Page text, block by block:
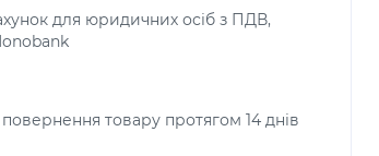
для юридичних осіб з ПДВ,
товару протягом 14 днів